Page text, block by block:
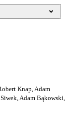
Knap, Adam
Adam Bąkowski,